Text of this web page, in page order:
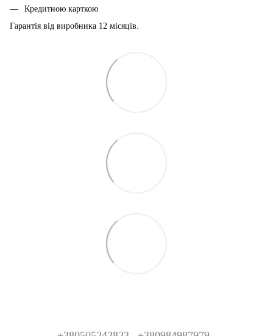
Кредитною карткою
Гарантія від виробника 12 місяців.